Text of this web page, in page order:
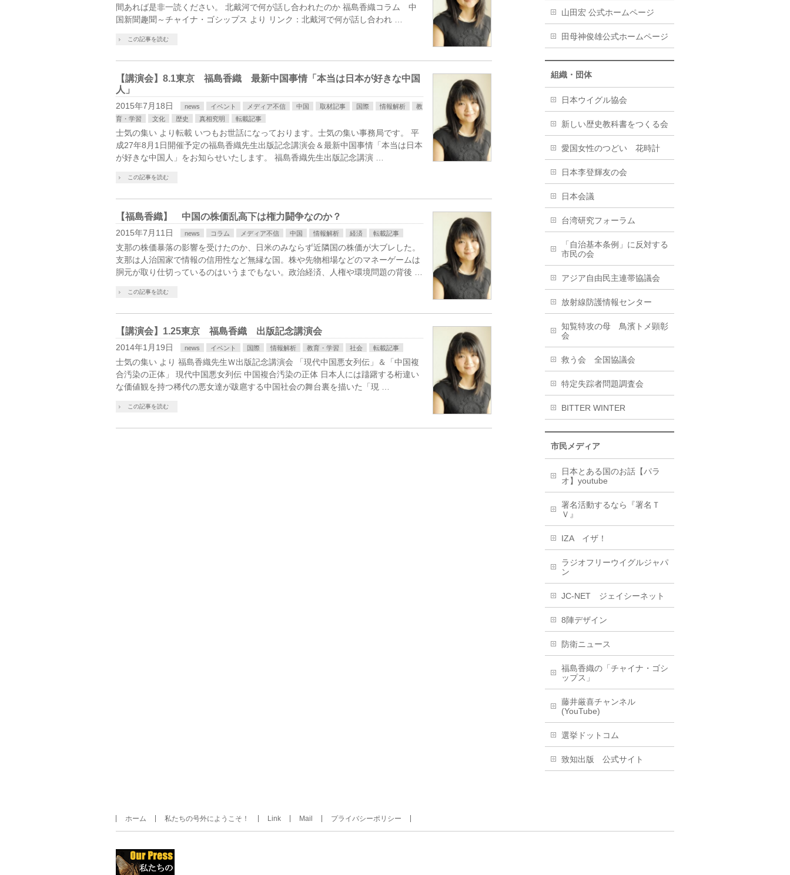
間あれば是非一読ください。 北戴河で何が話し合われたのか 福島香織コラム 中
国新聞趣聞～チャイナ・ゴシップス より リンク：北戴河で何が話し合われ …
この記事を読む
【講演会】8.1東京 福島香織 最新中国事情「本当は日本が好きな中国
人」
2015年7月18日 news イベント メディア不信 中国 取材記事 国際 情報解析
教
育・学習
文化 歴史 真相究明 転載記事
士気の集い より転載 いつもお世話になっております。士気の集い事務局です。 平
成27年8月1日開催予定の福島香織先生出版記念講演会＆最新中国事情「本当は日本
が好きな中国人」をお知らせいたします。 福島香織先生出版記念講演 …
この記事を読む
【福島香織】 中国の株価乱高下は権力闘争なのか？
2015年7月11日 news コラム メディア不信 中国 情報解析 経済 転載記事
支那の株価暴落の影響を受けたのか、日米のみならず近隣国の株価が大ブレした。
支那は人治国家で情報の信用性など無縁な国。株や先物相場などのマネーゲームは
胴元が取り仕切っているのはいうまでもない。政治経済、人権や環境問題の背後 …
この記事を読む
【講演会】1.25東京 福島香織 出版記念講演会
2014年1月19日 news イベント 国際 情報解析 教育・学習 社会 転載記事
士気の集い より 福島香織先生Ｗ出版記念講演会 「現代中国悪女列伝」＆「中国複
合汚染の正体」 現代中国悪女列伝 中国複合汚染の正体 日本人には躊躇する桁違い
な価値観を持つ稀代の悪女達が跋扈する中国社会の舞台裏を描いた「現 …
この記事を読む
山田宏 公式ホームページ
田母神俊雄公式ホームページ
組織・団体
日本ウイグル協会
新しい歴史教科書をつくる会
愛国女性のつどい 花時計
日本李登輝友の会
日本会議
台湾研究フォーラム
「自治基本条例」に反対する
市民の会
アジア自由民主連帯協議会
放射線防護情報センター
知覧特攻の母 鳥濱トメ顕彰
会
救う会 全国協議会
特定失踪者問題調査会
BITTER WINTER
市民メディア
日本とある国のお話【パラ
オ】youtube
署名活動するなら『署名Ｔ
Ｖ』
IZA イザ！
ラジオフリーウイグルジャパ
ン
JC-NET ジェイシーネット
8陣デザイン
防衛ニュース
福島香織の「チャイナ・ゴシ
ップス」
藤井厳喜チャンネル
(YouTube)
選挙ドットコム
致知出版 公式サイト
ホーム 私たちの号外にようこそ！ Link Mail プライバシーポリシー